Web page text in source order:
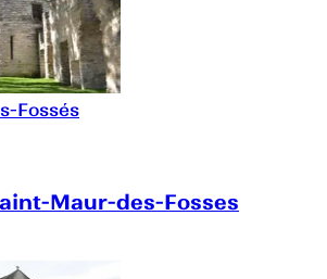
Fossés
Maur-des-Fosses